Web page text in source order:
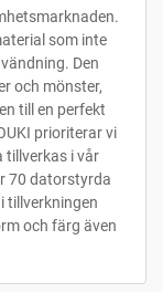
som inte
Den
och mönster,
till en perfekt
prioriterar vi
tillverkas i vår
70 datorstyrda
tillverkningen
och färg även